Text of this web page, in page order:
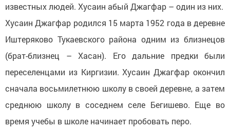
известных людей. Хусаин абый Джагфар – один из них.
Хусаин Джагфар родился 15 марта 1952 года в деревне
Иштеряково Тукаевского района одним из близнецов
(брат-близнец – Хасан). Его дальние предки были
переселенцами из Киргизии. Хусаин Джагфар окончил
сначала восьмилетнюю школу в своей деревне, а затем
среднюю школу в соседнем селе Бегишево. Еще во
время учебы в школе начинает пробовать перо.